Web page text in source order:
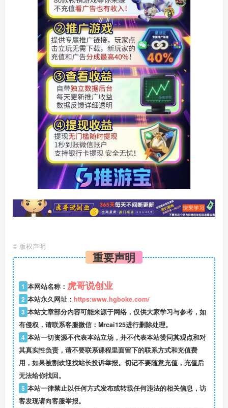
© 版权声明
重要声明
1 本网站名称： 虎哥说创业
2 本站永久网址： https:www.hgboke.com/
3 本站文章部分内容可能来源于网络，仅供大家学习与参考，如
有侵权，请联系客服微信：Mrcai125进行删除处理。
4 本站一切资源不代表本站立场，并不代表本站赞同其观点和对
其真实性负责，请不要联系课程里面留下的联系方式和充值费
用，如果被割欢迎找站长投诉举报。切记不要随意充值，充值后
无法给你找回。
5 本站一律禁止以任何方式发布或转载任何违法的相关信息，访
客发现请向客服举报。